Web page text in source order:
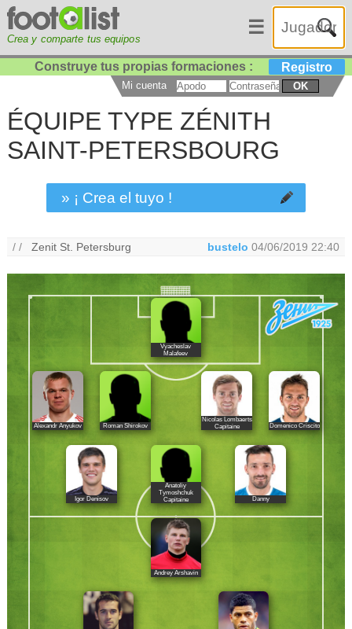
Crea y comparte tus equipos
☰
Construye tus propias formaciones : Registro
Mi cuenta OK
ÉQUIPE TYPE ZÉNITH
SAINT-PETERSBOURG
» ¡ Crea el tuyo !
/ /Zenit St. Petersburg bustelo 04/06/2019 22:40
Vyacheslav
Malafeev
Alexandr Anyukov Roman Shirokov
Nicolas Lombaerts
Capitaine
Domenico Criscito
Igor Denisov
Anatoliy
Tymoshchuk
Capitaine
Danny
Andrey Arshavin